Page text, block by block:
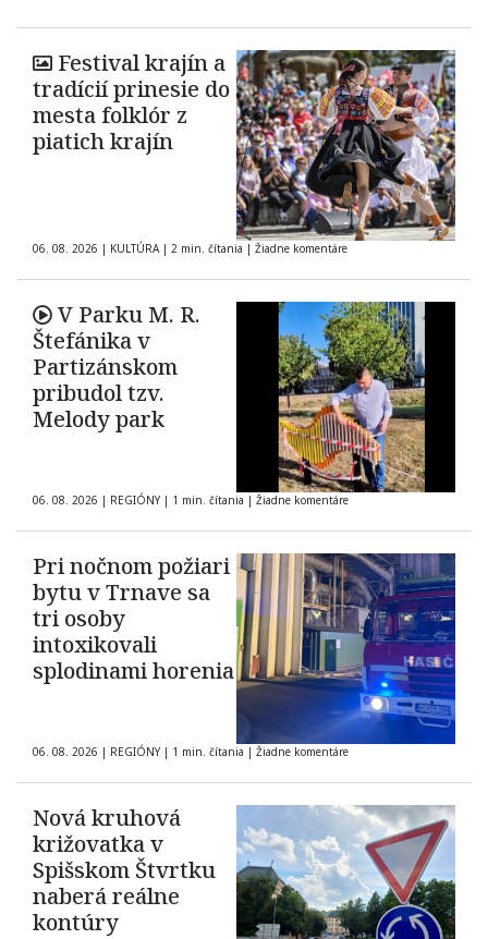
Festival krajín a
tradícií prinesie do
mesta folklór z
piatich krajín
06. 08. 2026 | KULTÚRA | 2 min. čítania | Žiadne komentáre
V Parku M. R.
Štefánika v
Partizánskom
pribudol tzv.
Melody park
06. 08. 2026 | REGIÓNY | 1 min. čítania | Žiadne komentáre
Pri nočnom požiari
bytu v Trnave sa
tri osoby
intoxikovali
splodinami horenia
06. 08. 2026 | REGIÓNY | 1 min. čítania | Žiadne komentáre
Nová kruhová
križovatka v
Spišskom Štvrtku
naberá reálne
kontúry